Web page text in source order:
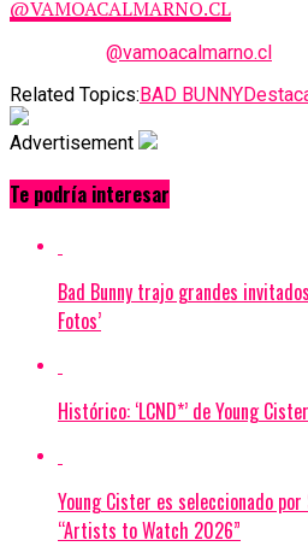
@VAMOACALMARNO.CL
@vamoacalmarno.cl
Related Topics: BAD BUNNY
Advertisement
Te podría interesar
Bad Bunny trajo grandes
Fotos’
Histórico: ‘LCND*’ de Young
Young Cister es seleccionado
“Artists to Watch 2026”